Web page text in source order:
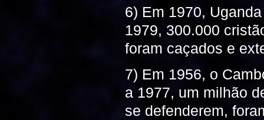
6) Em 1970,
1979, 300.000
foram caçados e
7) Em 1956, o
a 1977, um milhão
se defenderem,